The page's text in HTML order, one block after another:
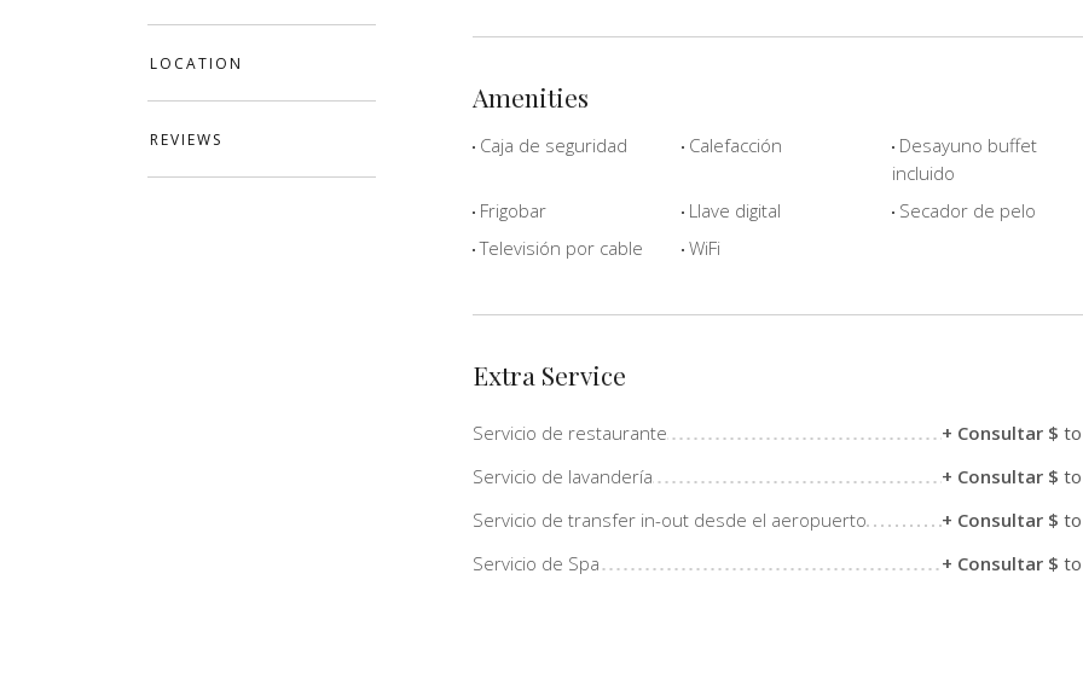
LOCATION
REVIEWS
Amenities
Caja de seguridad Calefacción
Desayuno buffet
incluido
Frigobar
Llave digital
Secador de pelo
Televisión por cable
WiFi
Extra Service
Servicio de restaurante + Consultar $
Servicio de lavandería
+ Consultar $
Servicio de transfer in-out desde el aeropuerto
+ Consultar $
Servicio de Spa
+ Consultar $